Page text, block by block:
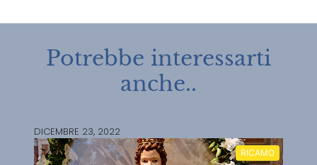
Potrebbe interessarti
anche..
DICEMBRE 23, 2022
RICAMO